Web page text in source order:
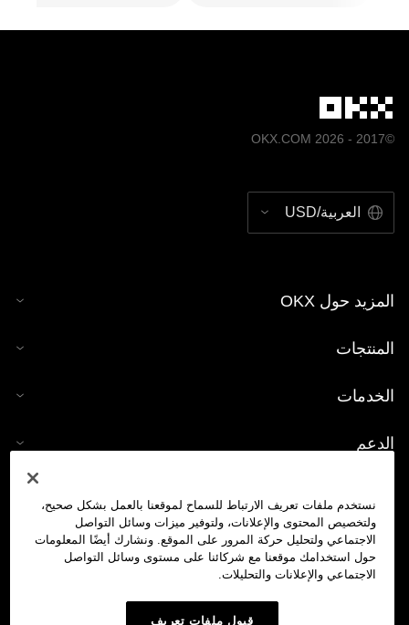
©2017 - 2026 OKX.COM
العربية/USD
المزيد حول OKX
المنتجات
الخدمات
الدعم
حاسبة العملات الرقمية
تداول
نستخدم ملفات تعريف الارتباط للسماح لموقعنا بالعمل بشكل صحيح،
ولتخصيص المحتوى والإعلانات، ولتوفير ميزات وسائل التواصل
الاجتماعي ولتحليل حركة المرور على الموقع. ونشارك أيضًا المعلومات
حول استخدامك موقعنا مع شركائنا على مستوى وسائل التواصل
الاجتماعي والإعلانات والتحليلات.
قبول ملفات تعريف